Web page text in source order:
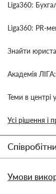
Liga360:
Liga360: PR-
Знайти
Академія
Теми в центрі
Усі рішення і
Умови